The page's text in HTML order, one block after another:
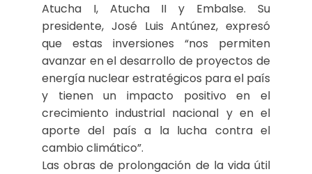
Atucha I, Atucha II y Embalse. Su
presidente, José Luis Antúnez, expresó
que estas inversiones “nos permiten
avanzar en el desarrollo de proyectos de
energía nuclear estratégicos para el país
y tienen un impacto positivo en el
crecimiento industrial nacional y en el
aporte del país a la lucha contra el
cambio climático”.
Las obras de prolongación de la vida útil